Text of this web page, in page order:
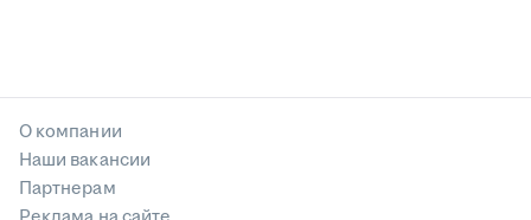
О компании
Наши вакансии
Партнерам